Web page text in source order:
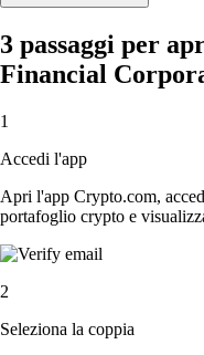
3 passaggi per
Financial
1
Accedi l'app
Apri l'app Crypto.com,
portafoglio crypto e
2
Seleziona la coppia